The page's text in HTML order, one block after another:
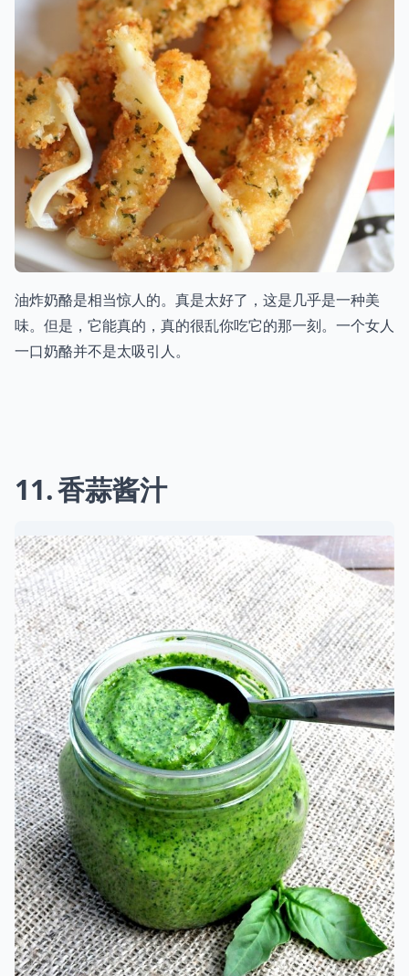
油炸奶酪是相当惊人的。真是太好了，这是几乎是一种美
味。但是，它能真的，真的很乱你吃它的那一刻。一个女人
一口奶酪并不是太吸引人。
11 香蒜酱汁